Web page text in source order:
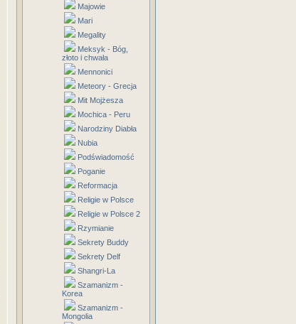
Majowie
Mari
Megality
Meksyk - Bóg,
złoto i chwała
Mennonici
Meteory - Grecja
Mit Mojżesza
Mochica - Peru
Narodziny Diabła
Nubia
Podświadomość
Poganie
Reformacja
Religie w Polsce
Religie w Polsce 2
Rzymianie
Sekrety Buddy
Sekrety Delf
Shangri-La
Szamanizm -
Korea
Szamanizm -
Mongolia